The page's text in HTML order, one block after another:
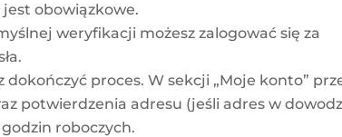
obowiązkowe.
weryfikacji możesz zalogować się za
dokończyć proces. W sekcji „Moje konto”
potwierdzenia adresu (jeśli adres w
roboczych.